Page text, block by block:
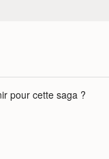
pour cette saga ?